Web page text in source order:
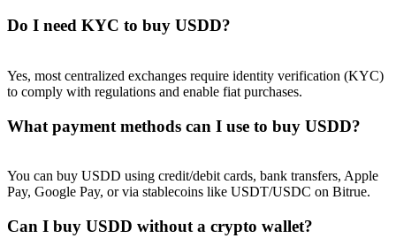
Do I need KYC to buy USDD?
Yes, most centralized exchanges require identity verification (KYC)
to comply with regulations and enable fiat purchases.
What payment methods can I use to buy USDD?
You can buy USDD using credit/debit cards, bank transfers, Apple
Pay, Google Pay, or via stablecoins like USDT/USDC on Bitrue.
Can I buy USDD without a crypto wallet?